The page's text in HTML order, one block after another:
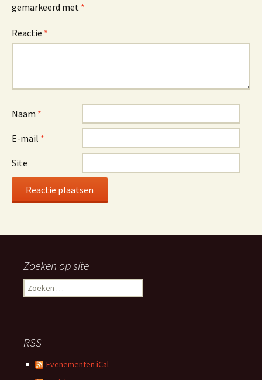
gemarkeerd met *
Reactie *
Naam *
E-mail *
Site
Zoeken op site
Zoeken
naar:
RSS
Evenementen iCal